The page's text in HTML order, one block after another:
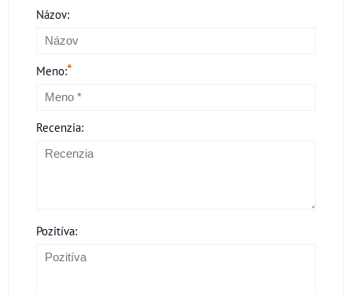
Názov:
Meno:*
Recenzia:
Pozitíva: